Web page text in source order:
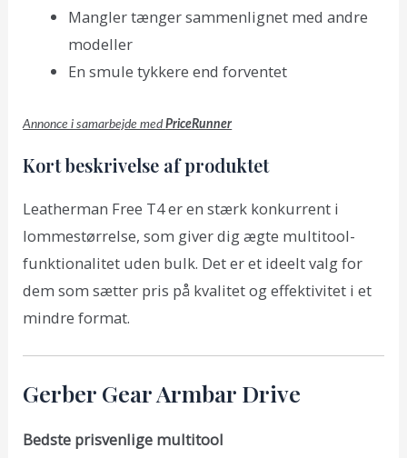
Mangler tænger sammenlignet med andre
modeller
En smule tykkere end forventet
Annonce i samarbejde medPriceRunner
Kort beskrivelse af produktet
Leatherman Free T4 er en stærk konkurrent i
lommestørrelse, som giver dig ægte multitool-
funktionalitet uden bulk. Det er et ideelt valg for
dem som sætter pris på kvalitet og effektivitet i et
mindre format.
Gerber Gear Armbar Drive
Bedste prisvenlige multitool